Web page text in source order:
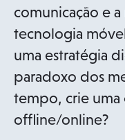
comunicação e
tecnologia
uma estratégia
paradoxo dos
tempo, crie
offline/online?